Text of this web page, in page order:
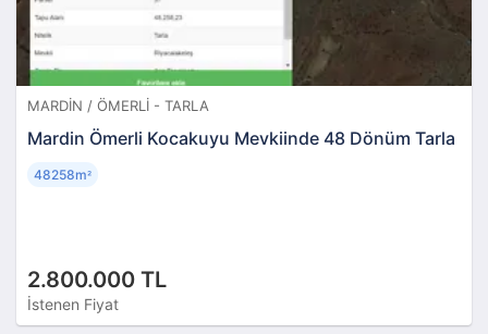
MARDIN / ÖMERLI - TARLA
Mardin Ömerli Kocakuyu Mevkiinde 48 Dönüm Tarla
2.800.000 TL
İstenen Fiyat
48258m²